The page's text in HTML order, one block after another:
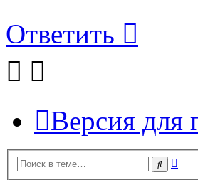
Ответить
Версия для
Поиск